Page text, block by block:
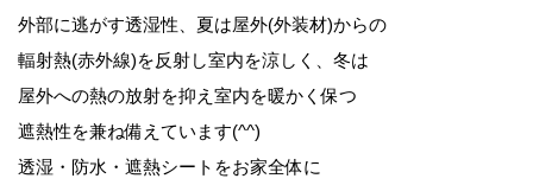
外部に逃がす透湿性、夏は屋外(外装材)からの
輻射熱(赤外線)を反射し室内を涼しく、冬は
屋外への熱の放射を抑え室内を暖かく保つ
遮熱性を兼ね備えています(^^)
透湿・防水・遮熱シートをお家全体に